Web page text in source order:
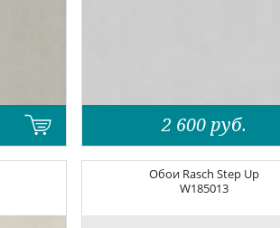
2 600 руб.
Обои Rasch Step Up
W185013